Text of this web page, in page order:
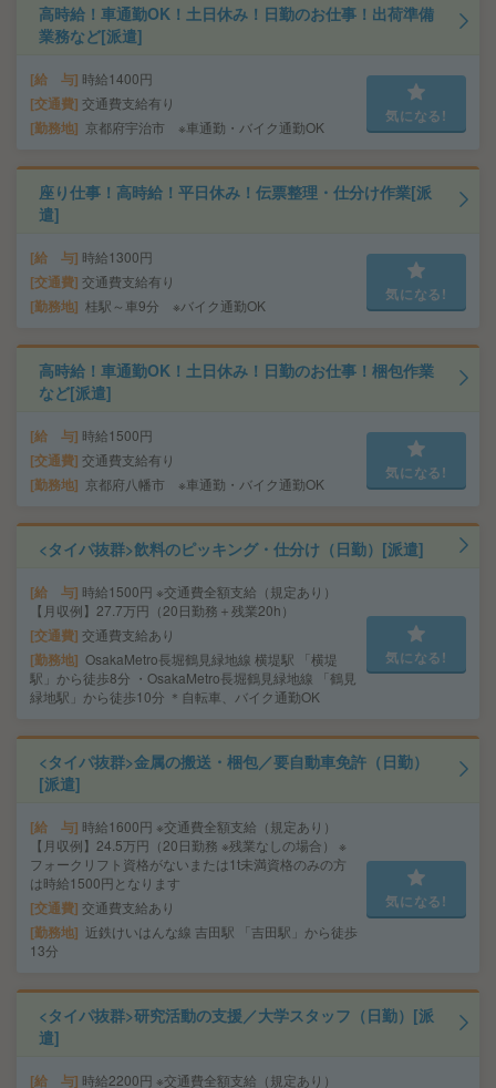
高時給！車通勤OK！土日休み！日勤のお仕事！出荷準備
業務など[派遣]
給 与 時給1400円
交通費 交通費支給有り
勤務地 京都府宇治市 ※車通勤・バイク通勤OK
気になる!
座り仕事！高時給！平日休み！伝票整理・仕分け作業[派
遣]
給 与 時給1300円
交通費 交通費支給有り
勤務地 桂駅～車9分 ※バイク通勤OK
気になる!
高時給！車通勤OK！土日休み！日勤のお仕事！梱包作業
など[派遣]
給 与 時給1500円
交通費 交通費支給有り
勤務地 京都府八幡市 ※車通勤・バイク通勤OK
気になる!
<タイパ抜群>飲料のピッキング・仕分け（日勤）[派遣]
給 与 時給1500円 ※交通費全額支給（規定あり）
【月収例】27.7万円（20日勤務＋残業20h）
交通費 交通費支給あり
勤務地 OsakaMetro長堀鶴見緑地線 横堤駅 「横堤
駅」から徒歩8分 ・OsakaMetro長堀鶴見緑地線 「鶴見
緑地駅」から徒歩10分 ＊自転車、バイク通勤OK
気になる!
<タイパ抜群>金属の搬送・梱包／要自動車免許（日勤）
[派遣]
給 与 時給1600円 ※交通費全額支給（規定あり）
【月収例】24.5万円（20日勤務 ※残業なしの場合） ※
フォークリフト資格がないまたは1t未満資格のみの方
は時給1500円となります
交通費 交通費支給あり
勤務地
近鉄けいはんな線 吉田駅 「吉田駅」から徒歩
13分
気になる!
<タイパ抜群>研究活動の支援／大学スタッフ（日勤）[派
遣]
給 与 時給2200円 ※交通費全額支給（規定あり）